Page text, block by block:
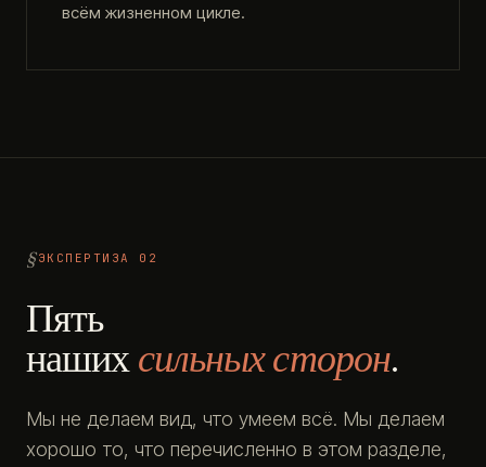
всём жизненном цикле.
ЭКСПЕРТИЗА 02
Пять
нашихсильных сторон.
Мы не делаем вид, что умеем всё. Мы делаем
хорошо то, что перечисленно в этом разделе,